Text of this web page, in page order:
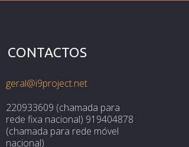
CONTACTOS
geral@i9project.net
220933609 (chamada para
rede fixa nacional) 919404878
(chamada para rede móvel
nacional)